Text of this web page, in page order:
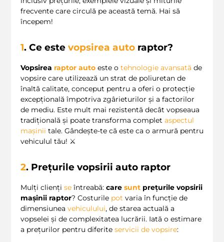
frecvente care circulă pe această temă. Hai să
începem!
1. Ce este vopsirea auto raptor?
Vopsirea raptor auto este o tehnologie avansată de
vopsire care utilizează un strat de poliuretan de
înaltă calitate, conceput pentru a oferi o protecție
excepțională împotriva zgârieturilor și a factorilor
de mediu. Este mult mai rezistentă decât vopseaua
tradițională și poate transforma complet aspectul
mașinii tale. Gândește-te că este ca o armură pentru
vehiculul tău! ⚔️
2. Prețurile vopsirii auto raptor
Mulți clienți se întreabă: care sunt prețurile vopsirii
mașinii raptor? Costurile pot varia în funcție de
dimensiunea vehiculului, de starea actuală a
vopselei și de complexitatea lucrării. Iată o estimare
a prețurilor pentru diferite servicii de vopsire: